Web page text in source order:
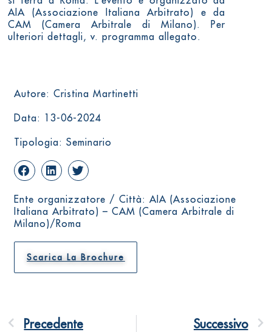
AIA (Associazione Italiana Arbitrato) e da
CAM (Camera Arbitrale di Milano). Per
ulteriori dettagli, v. programma allegato.
Autore: Cristina Martinetti
Data: 13-06-2024
Tipologia: Seminario
Ente organizzatore / Città: AIA (Associazione
Italiana Arbitrato) – CAM (Camera Arbitrale di
Milano)/Roma
Scarica La Brochure
Precedente Successivo